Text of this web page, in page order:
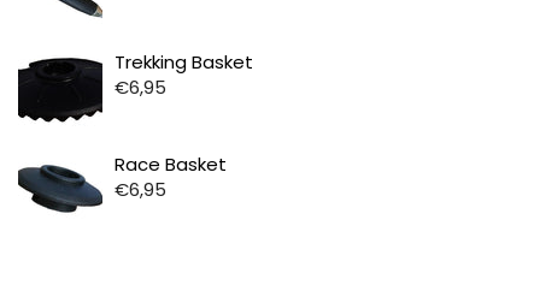
Trekking Basket
€6,95
Race Basket
€6,95